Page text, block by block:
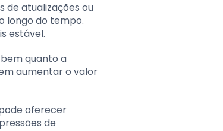
de atualizações ou
longo do tempo.
estável.
quanto a
aumentar o valor
oferecer
de